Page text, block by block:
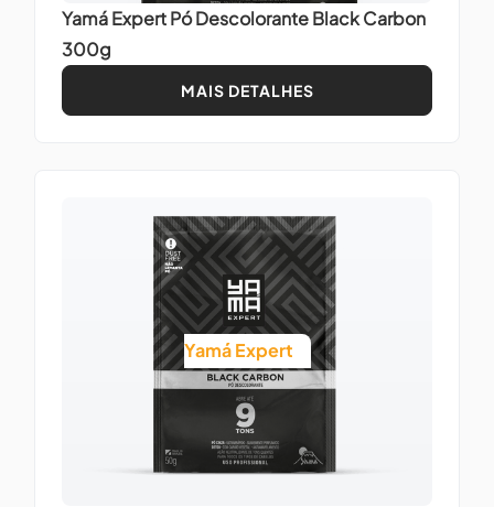
Yamá Expert Pó Descolorante Black Carbon
300g
MAIS DETALHES
Yamá Expert